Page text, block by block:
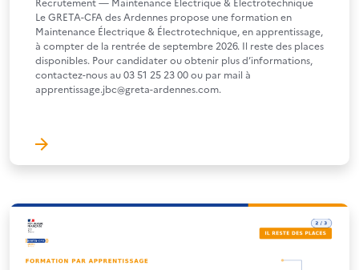
Le GRETA-CFA des Ardennes propose une formation en
Maintenance Électrique & Électrotechnique, en apprentissage,
à compter de la rentrée de septembre 2026. Il reste des places
disponibles. Pour candidater ou obtenir plus d’informations,
contactez-nous au 03 51 25 23 00 ou par mail à
apprentissage.jbc@greta-ardennes.com.